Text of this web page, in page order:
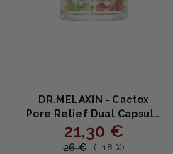
DR.MELAXIN - Cactox
Pore Relief Dual Capsule
Cream - Dvojkapsulový
krém na rozšírené póry s
21,30 €
26 € (–18 %)